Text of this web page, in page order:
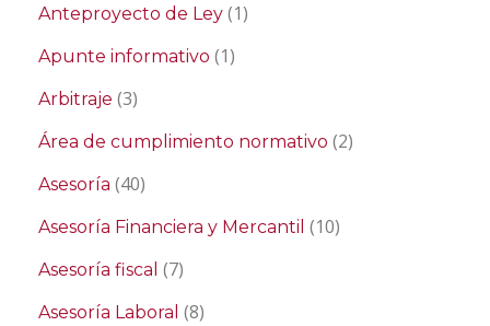
Anteproyecto de Ley (1)
Apunte informativo (1)
Arbitraje (3)
Área de cumplimiento normativo (2)
Asesoría (40)
Asesoría Financiera y Mercantil (10)
Asesoría fiscal (7)
Asesoría Laboral (8)